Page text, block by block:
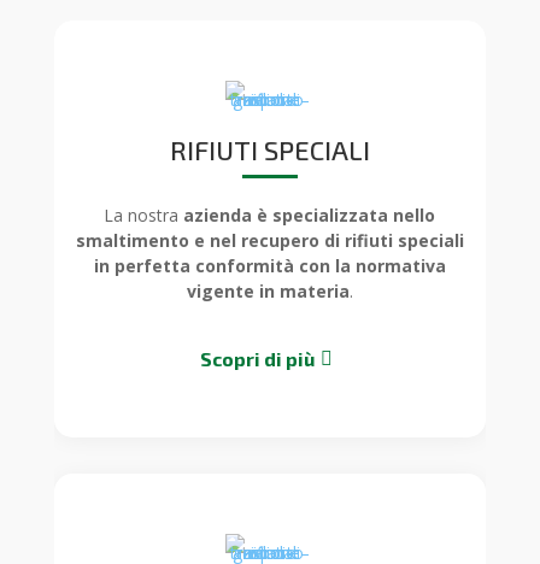
RIFIUTI SPECIALI
La nostra azienda è specializzata nello
smaltimento e nel recupero di rifiuti speciali
in perfetta conformità con la normativa
vigente in materia.
Scopri di più